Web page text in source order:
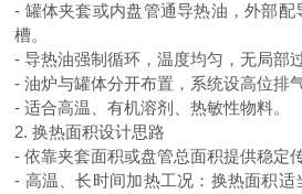
- 罐体夹套或内盘管通导热油，外部
槽。
- 导热油强制循环，温度均匀，无局部过
- 油炉与罐体分开布置，系统设高位排
- 适合高温、有机溶剂、热敏性物料。
2. 换热面积设计思路
- 依靠夹套面积或盘管总面积提供稳定传
- 高温、长时间加热工况：换热面积